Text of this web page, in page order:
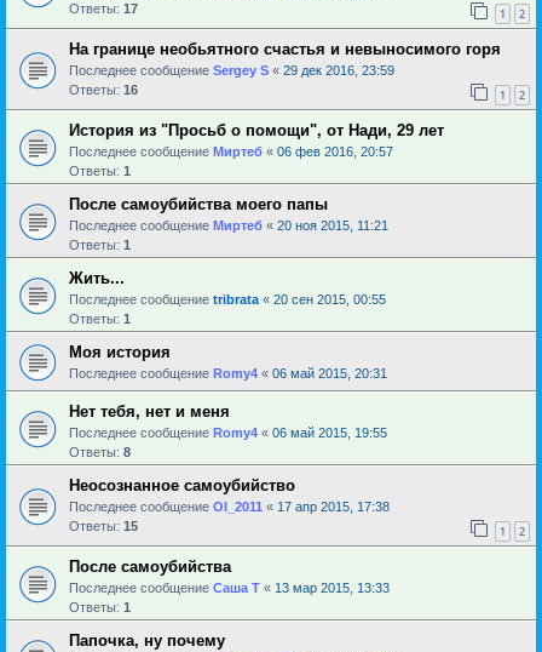
Ответы: 17 1 2
На границе необьятного счастья и невыносимого горя
Последнее сообщение Sergey S « 29 дек 2016, 23:59
Ответы: 16 1 2
История из "Просьб о помощи", от Нади, 29 лет
Последнее сообщение Миртеб « 06 фев 2016, 20:57
Ответы: 1
После самоубийства моего папы
Последнее сообщение Миртеб « 20 ноя 2015, 11:21
Ответы: 1
Жить...
Последнее сообщение tribrata « 20 сен 2015, 00:55
Ответы: 1
Моя история
Последнее сообщение Romy4 « 06 май 2015, 20:31
Нет тебя, нет и меня
Последнее сообщение Romy4 « 06 май 2015, 19:55
Ответы: 8
Неосознанное самоубийство
Последнее сообщение Ol_2011 « 17 апр 2015, 17:38
Ответы: 15 1 2
После самоубийства
Последнее сообщение Саша Т « 13 мар 2015, 13:33
Ответы: 1
Папочка, ну почему